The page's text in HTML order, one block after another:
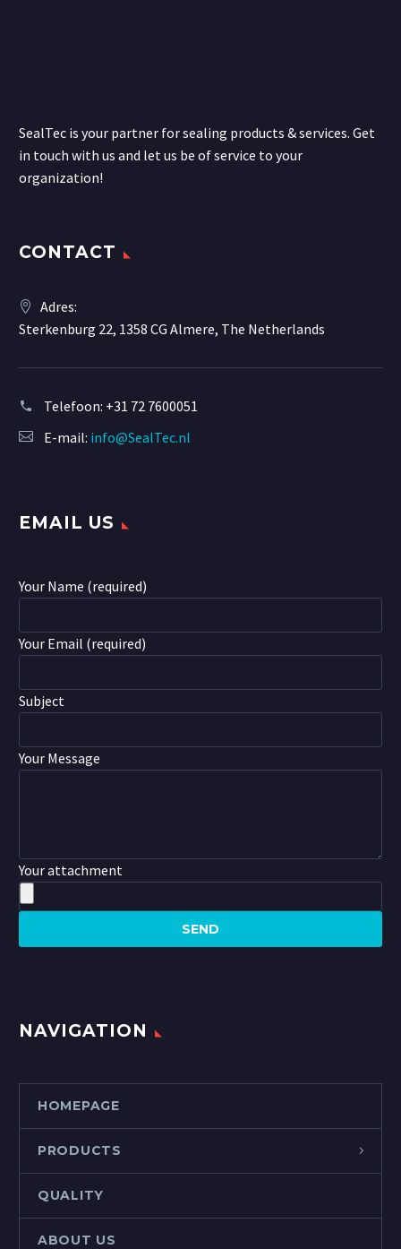
SealTec is your partner for sealing products & services. Get
in touch with us and let us be of service to your
organization!
CONTACT
Adres:
Sterkenburg 22, 1358 CG Almere, The Netherlands
Telefoon: +31 72 7600051
E-mail: info@SealTec.nl
EMAIL US
Your Name (required)
Your Email (required)
Subject
Your Message
Your attachment
NAVIGATION
HOMEPAGE
PRODUCTS
QUALITY
ABOUT US